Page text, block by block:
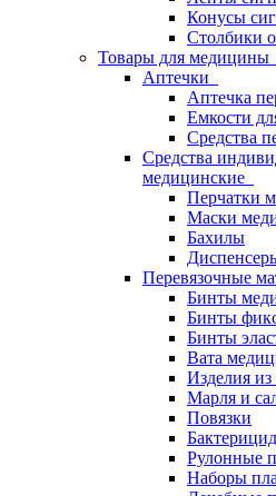
Конусы
Столбики
Товары для медицины
Аптечки
Аптечка
Емкости
Средства
Средства
медицинские
Перчатки
Маски
Бахилы
Перевязочные
Бинты
Бинты
Бинты
Вата
Изделия
Марля и
Повязки
Рулонные
Наборы